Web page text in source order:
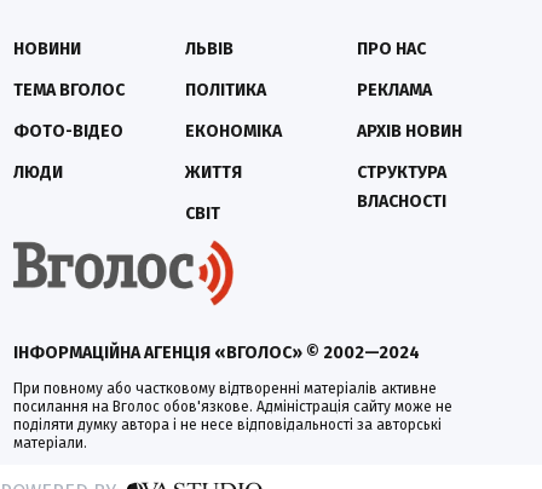
ІНФОРМАЦІЙНА АГЕНЦІЯ «ВГОЛОС» © 2002—2024
При повному або частковому відтворенні матеріалів активне
посилання на Вголос обов'язкове. Адміністрація сайту може не
поділяти думку автора і не несе відповідальності за авторські
матеріали.
НОВИНИ
ТЕМА ВГОЛОС
ФОТО-ВІДЕО
ЛЮДИ
ЛЬВІВ
ПОЛІТИКА
ЕКОНОМІКА
ЖИТТЯ
СВІТ
ПРО НАС
РЕКЛАМА
АРХІВ НОВИН
СТРУКТУРА
ВЛАСНОСТІ